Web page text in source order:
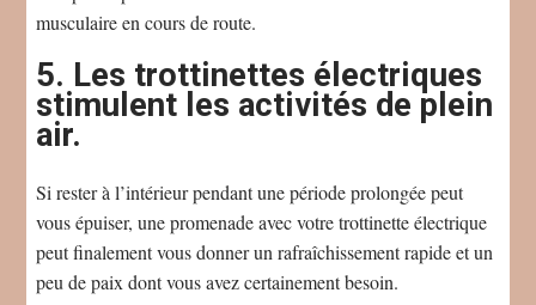
musculaire en cours de route.
5. Les trottinettes électriques
stimulent les activités de plein
air.
Si rester à l’intérieur pendant une période prolongée peut
vous épuiser, une promenade avec votre trottinette électrique
peut finalement vous donner un rafraîchissement rapide et un
peu de paix dont vous avez certainement besoin.